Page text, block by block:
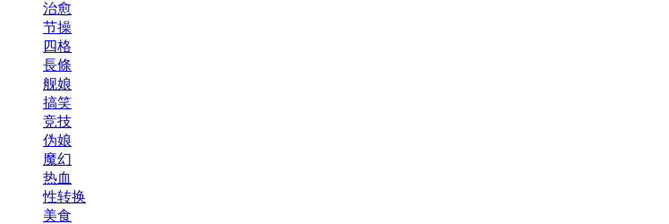
治愈
节操
四格
長條
舰娘
搞笑
竞技
伪娘
魔幻
热血
性转换
美食